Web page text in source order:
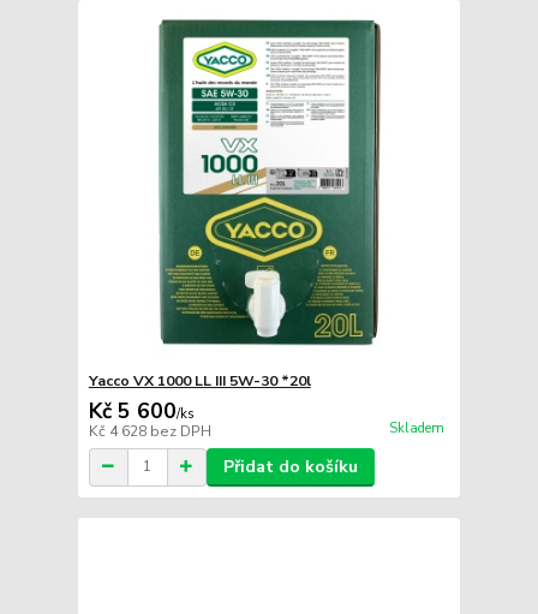
Yacco VX 1000 LL III 5W-30 *20l
Kč 5 600/ks
Kč 4 628 bez DPH Skladem
Přidat do košíku